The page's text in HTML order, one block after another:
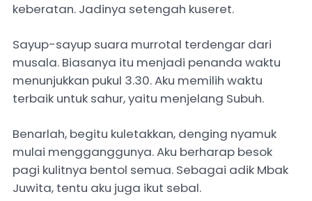
keberatan. Jadinya setengah kuseret.
Sayup-sayup suara murrotal terdengar dari
musala. Biasanya itu menjadi penanda waktu
menunjukkan pukul 3.30. Aku memilih waktu
terbaik untuk sahur, yaitu menjelang Subuh.
Benarlah, begitu kuletakkan, denging nyamuk
mulai mengganggunya. Aku berharap besok
pagi kulitnya bentol semua. Sebagai adik Mbak
Juwita, tentu aku juga ikut sebal.